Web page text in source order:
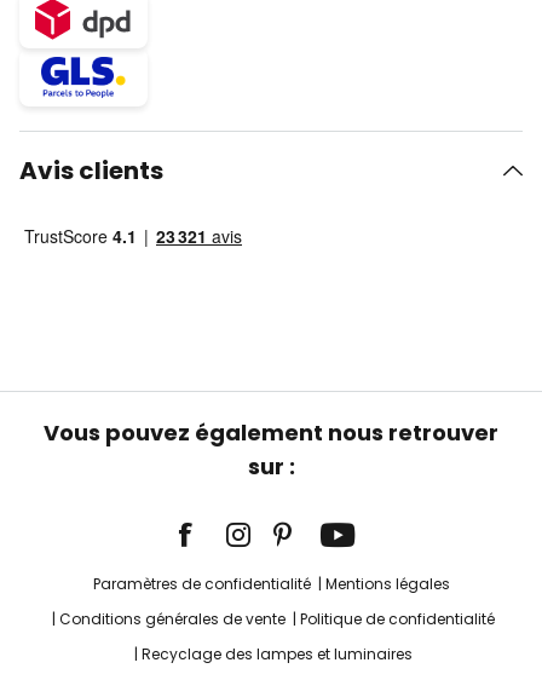
Avis clients
Vous pouvez également nous retrouver
sur :
Paramètres de confidentialité
Mentions légales
Conditions générales de vente
Politique de confidentialité
Recyclage des lampes et luminaires